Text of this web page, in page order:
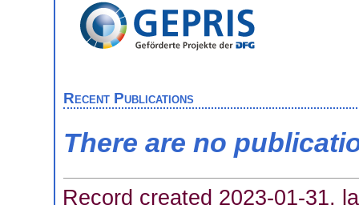
Recent Publications
There are no
Record created 2023-01-31,